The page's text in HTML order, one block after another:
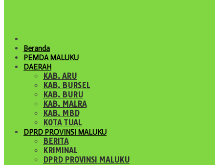
Beranda
PEMDA MALUKU
DAERAH
KAB. ARU
KAB. BURSEL
KAB. BURU
KAB. MALRA
KAB. MBD
KOTA TUAL
DPRD PROVINSI MALUKU
BERITA
KRIMINAL
DPRD PROVINSI MALUKU